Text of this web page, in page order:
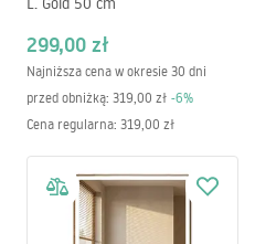
299,00 zł
Najniższa cena w okresie 30 dni
przed obniżką: 319,00 zł -6%
Cena regularna: 319,00 zł